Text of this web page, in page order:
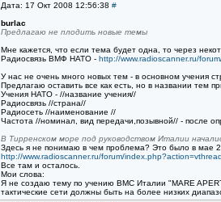
Дата: 17 Окт 2008 12:56:38 #
burlac
Предлагаю не плодить новые темы
Мне кажется, что если тема будет одна, то через
Радиосвязь ВМФ НАТО - http://www.radioscanner.ru/
У нас не очень много новых тем - в основном учения
Предлагаю оставить все как есть, но в названии тем
Учения НАТО - //название учения//
Радиосвязь //страна//
Радиосеть //наименование //
Частота //номинал, вид передачи,позывной// - после
В Тирренском море под руководством Италии
Здесь я не понимаю в чем проблема? Это было в мае
http://www.radioscanner.ru/forum/
Все там и осталось.
Мои слова:
Я не создаю тему по учению ВМС Италии "MARE
тактические сети должны быть на более низких